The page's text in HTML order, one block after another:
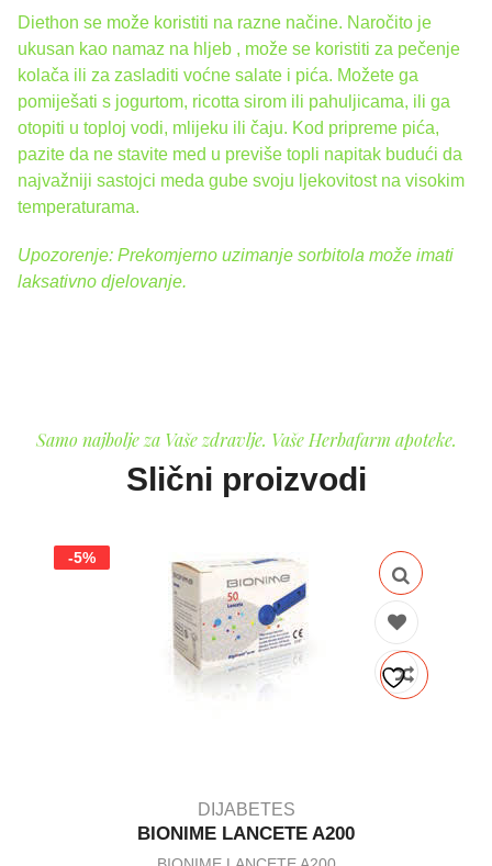
Diethon se može koristiti na razne načine. Naročito je
ukusan kao namaz na hljeb , može se koristiti za pečenje
kolača ili za zasladiti voćne salate i pića. Možete ga
pomiješati s jogurtom, ricotta sirom ili pahuljicama, ili ga
otopiti u toploj vodi, mlijeku ili čaju. Kod pripreme pića,
pazite da ne stavite med u previše topli napitak budući da
najvažniji sastojci meda gube svoju ljekovitost na visokim
temperaturama.
Upozorenje: Prekomjerno uzimanje sorbitola može imati
laksativno djelovanje.
Samo najbolje za Vaše zdravlje. Vaše Herbafarm apoteke.
Slični proizvodi
-5%
DIJABETES
BIONIME LANCETE A200